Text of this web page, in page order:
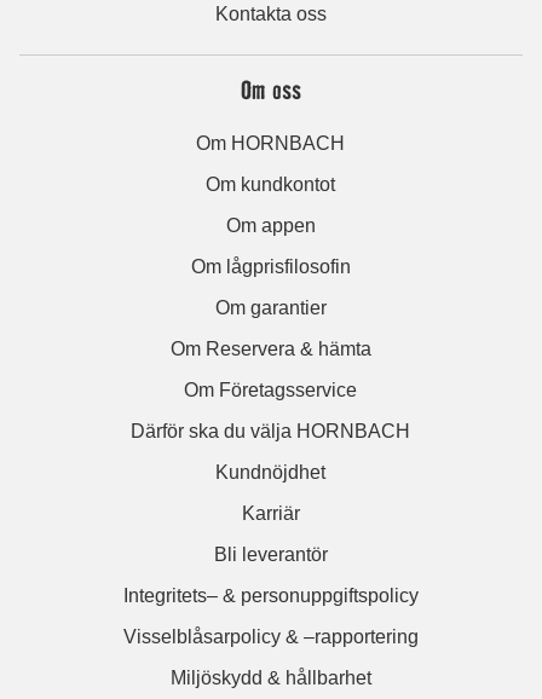
Kontakta oss
Om oss
Om HORNBACH
Om kundkontot
Om appen
Om lågprisfilosofin
Om garantier
Om Reservera & hämta
Om Företagsservice
Därför ska du välja HORNBACH
Kundnöjdhet
Karriär
Bli leverantör
Integritets– & personuppgiftspolicy
Visselblåsarpolicy & –rapportering
Miljöskydd & hållbarhet